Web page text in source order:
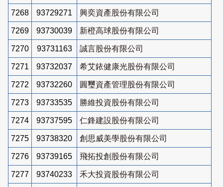
7268 93729271 興奕資產股份有限公司
7269 93730039 新橙高球股份有限公司
7270 93731163 誠言股份有限公司
7271 93732037 希艾銥健康光股份有限公司
7272 93732260 圓璽資產管理股份有限公司
7273 93733535 勝維投資股份有限公司
7274 93737595 仁鋒建設股份有限公司
7275 93738320 創思威美學股份有限公司
7276 93739165 飛拓投創股份有限公司
7277 93740233 禾大投資股份有限公司